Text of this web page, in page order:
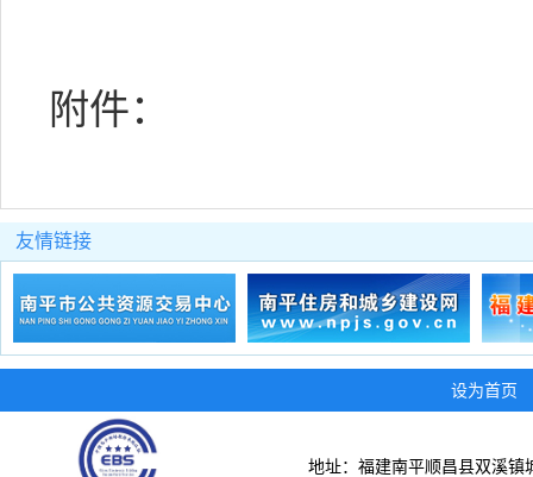
附件：
友情链接
设为首页
地址：福建南平顺昌县双溪